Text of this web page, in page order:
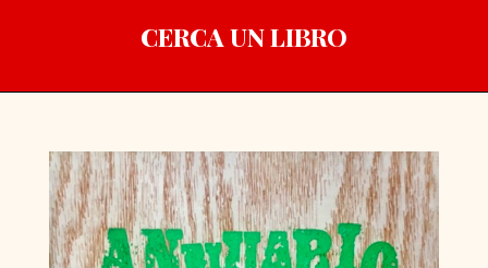
CERCA UN LIBRO